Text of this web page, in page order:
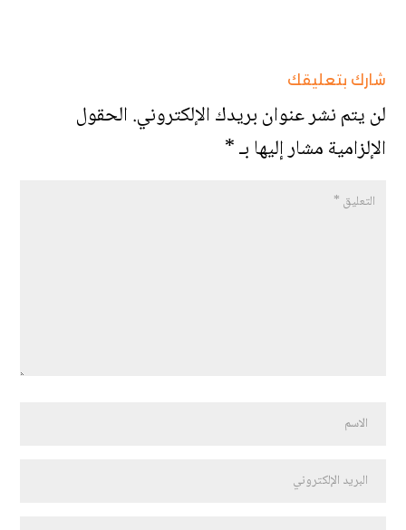
شارك بتعليقك
لن يتم نشر عنوان بريدك الإلكتروني.الحقول
الإلزامية مشار إليها بـ*